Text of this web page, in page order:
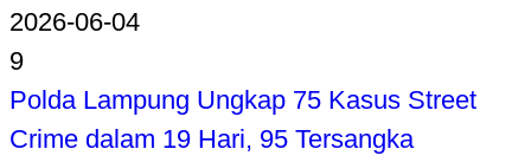
2026-06-04
9
Polda Lampung Ungkap 75 Kasus Street
Crime dalam 19 Hari, 95 Tersangka